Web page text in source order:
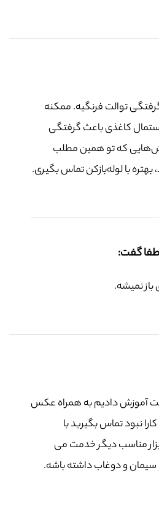
توالت فرنگیه. ممکنه
کاغذی باعث گرفتگی
که تو همین مطلب
با لوله‌بازکن تماس بگیری.
گفت:
نمیشه.
آموزش دادیم به همراه عکس
نبود تماس بگیرید با
مناسب دیگر خدمت می
و دوغاب داشته باشه.